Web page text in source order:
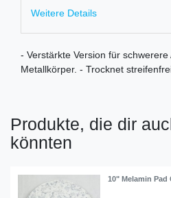
Weitere Details
- Verstärkte Version für
Metallkörper. - Trocknet
Produkte, die dir
könnten
10" Melamin Pad